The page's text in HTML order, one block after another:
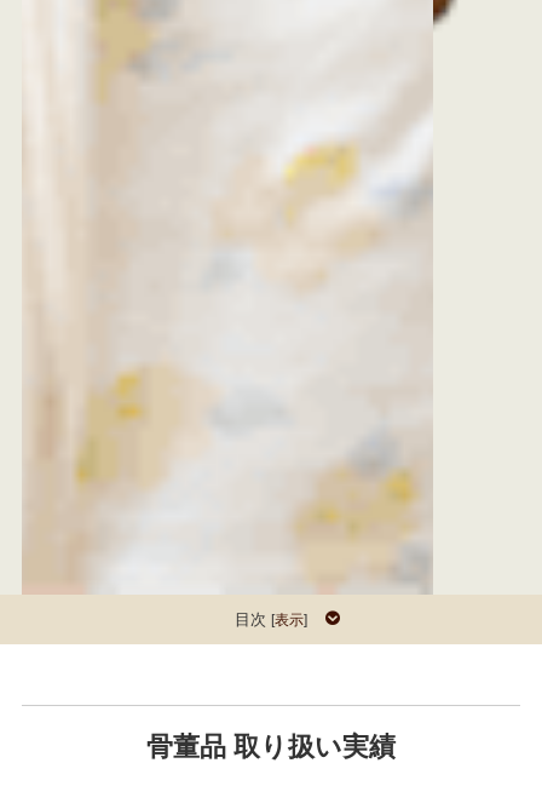
目次 [表示]
骨董品 取り扱い実績